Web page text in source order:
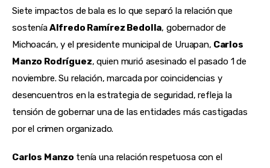
Siete impactos de bala es lo que separó la relación que
sosteníaAlfredo Ramírez Bedolla, gobernador de
Michoacán, y el presidente municipal de Uruapan, Carlos
Manzo Rodríguez, quien murió asesinado el pasado 1 de
noviembre. Su relación, marcada por coincidencias y
desencuentros en la estrategia de seguridad, refleja la
tensión de gobernar una de las entidades más castigadas
por el crimen organizado.
Carlos Manzo tenía una relación respetuosa con el